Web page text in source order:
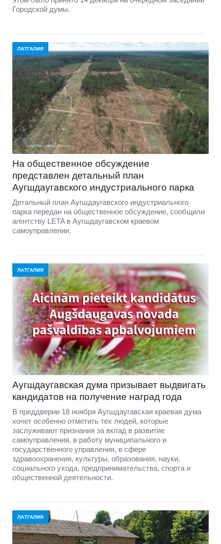
Городской думы.
ЛАТГАЛИЯ
На общественное обсуждение
представлен детальный план
Аугшдаугавского индустриального парка
Детальный план Аугшдаугавского индустриального
парка передан на общественное обсуждение, сообщили
агентству LETA в Аугшдаугавском краевом
самоуправлении.
ЛАТГАЛИЯ
Аугшдаугавская дума призывает выдвигать
кандидатов на получение наград года
В преддверии 18 ноября Аугшдаугавская краевая дума
хочет особенно отметить тех людей, которые
заслуживают признания за вклад в развитие
самоуправления, в работу муниципального и
государственного управления, в сфере
здравоохранения, культуры, образования, науки,
социального ухода, предпринимательства, спорта и
общественной деятельности.
ЛАТГАЛИЯ